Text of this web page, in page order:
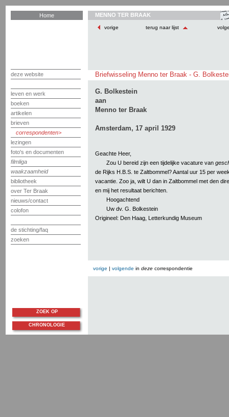
Home
deze website
leven en werk
boeken
artikelen
brieven
correspondenten
lezingen
foto's en documenten
filmliga
waakzaamheid
bibliotheek
over Ter Braak
nieuws/contact
colofon
de stichting/faq
zoeken
MENNO TER BRAAK
vorige terug naar lijst
Briefwisseling Menno ter Braak - G.
G. Bolkestein
aan
Menno ter Braak
Amsterdam, 17 april 1929
Geachte Heer,
Zou U bereid zijn een tijdelijke vacature van
de Rijks H.B.S. te Zaltbommel? Aantal uur 15 per
vacantie. Zoo ja, wilt U dan in Zaltbommel met den
en mij het resultaat berichten.
Hoogachtend
Uw dv. G. Bolkestein
Origineel: Den Haag, Letterkundig Museum
vorige | volgende in deze correspondentie
ZOEK OP
CHRONOLOGIE